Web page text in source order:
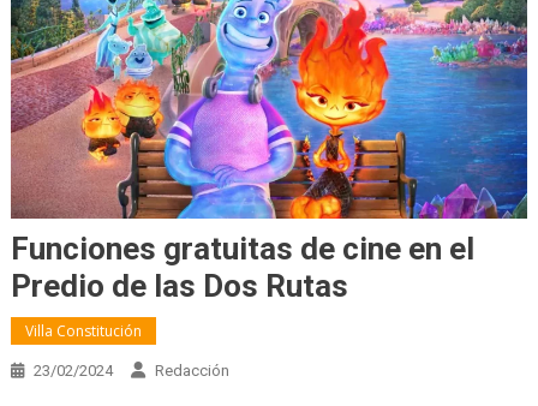
Funciones gratuitas de cine en el
Predio de las Dos Rutas
Villa Constitución
23/02/2024 Redacción